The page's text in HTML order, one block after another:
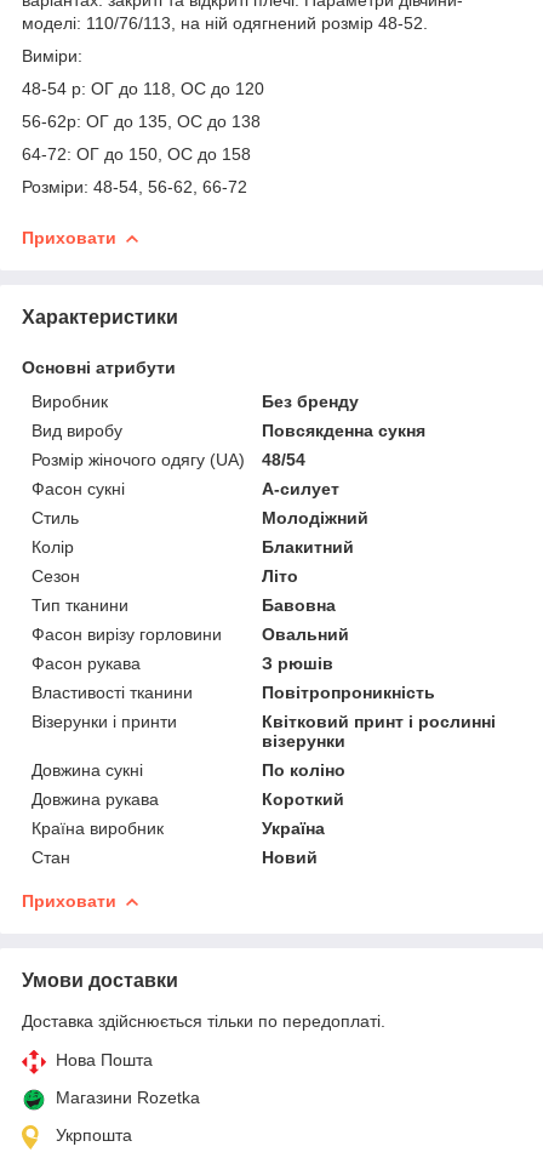
моделі: 110/76/113, на ній одягнений розмір 48-52.
Виміри:
48-54 р: ОГ до 118, ОС до 120
56-62р: ОГ до 135, ОС до 138
64-72: ОГ до 150, ОС до 158
Розміри: 48-54, 56-62, 66-72
Приховати
Характеристики
Основні атрибути
Виробник
Без бренду
Вид виробу
Повсякденна сукня
Розмір жіночого одягу (UA)
48/54
Фасон сукні
А-силует
Стиль
Молодіжний
Колір
Блакитний
Сезон
Літо
Тип тканини
Бавовна
Фасон вирізу горловини
Овальний
Фасон рукава
З рюшів
Властивості тканини
Повітропроникність
Візерунки і принти
Квітковий принт і рослинні
візерунки
Довжина сукні
По коліно
Довжина рукава
Короткий
Країна виробник
Україна
Стан
Новий
Приховати
Умови доставки
Доставка здійснюється тільки по передоплаті.
Нова Пошта
Магазини Rozetka
Укрпошта